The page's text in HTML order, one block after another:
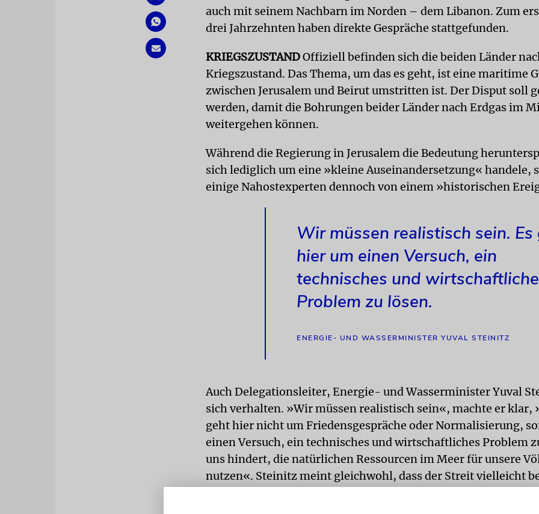
auch mit seinem Nachbarn im Norden – dem Libanon. Zum
drei Jahrzehnten haben direkte Gespräche stattgefunden.
KRIEGSZUSTANDOffiziell befinden sich die beiden Länder
Kriegszustand. Das Thema, um das es geht, ist eine maritime
zwischen Jerusalem und Beirut umstritten ist. Der Disput soll
werden, damit die Bohrungen beider Länder nach Erdgas im
weitergehen können.
Während die Regierung in Jerusalem die Bedeutung
sich lediglich um eine »kleine Auseinandersetzung« handele,
einige Nahostexperten dennoch von einem »historischen
Wir müssen realistisch sein.
hier um einen Versuch, ein
technisches und
Problem zu lösen.
ENERGIE- UND WASSERMINISTER YUVAL STEINITZ
Auch Delegationsleiter, Energie- und Wasserminister Yuval
sich verhalten. »Wir müssen realistisch sein«, machte er klar,
geht hier nicht um Friedensgespräche oder Normalisierung,
einen Versuch, ein technisches und wirtschaftliches Problem
uns hindert, die natürlichen Ressourcen im Meer für unsere
nutzen«. Steinitz meint gleichwohl, dass der Streit vielleicht